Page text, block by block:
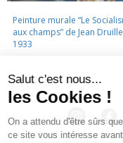
Peinture murale “Le
aux champs” de Jean
1933